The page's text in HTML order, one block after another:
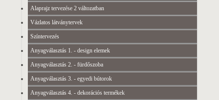
Alaprajz tervezése 2 változatban
Vázlatos látványtervek
Színtervezés
Anyagválasztás 1. - design elemek
Anyagválasztás 2. - fürdőszoba
Anyagválasztás 3. - egyedi bútorok
Anyagválasztás 4. - dekorációs termékek